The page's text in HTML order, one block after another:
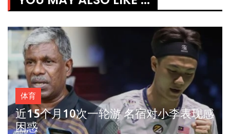
体育
近15个月10次一轮游 名宿对小李表现感
困惑